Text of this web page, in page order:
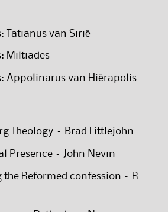
Tatianus van Sirië
Miltiades
Appolinarus van Hiërapolis
Theology – Brad Littlejohn
Presence – John Nevin
the Reformed confession – R.